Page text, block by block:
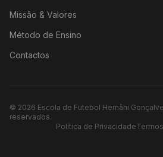
Missão & Valores
Método de Ensino
Contactos
© 2026 Escola de Futebol Hernâni
reservados.
Política de Privacidade